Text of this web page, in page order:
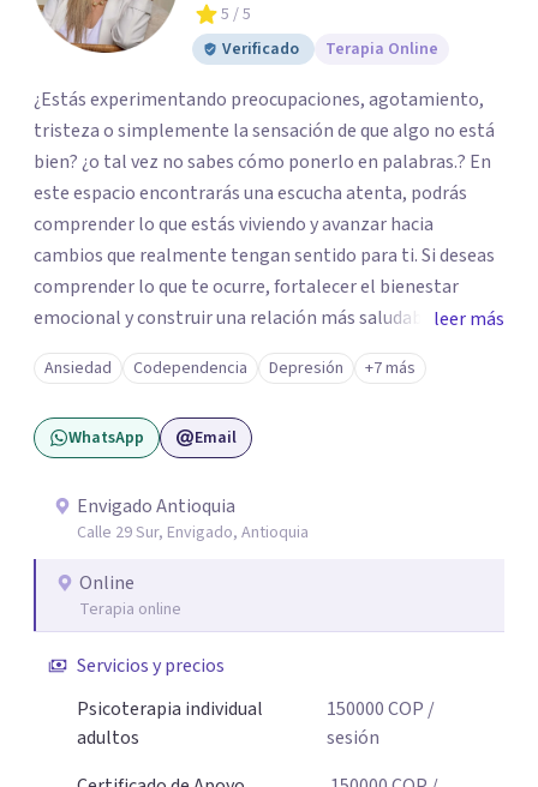
5 / 5
Verificado
Terapia Online
¿Estás experimentando preocupaciones, agotamiento,
tristeza o simplemente la sensación de que algo no está
bien? ¿o tal vez no sabes cómo ponerlo en palabras.? En
este espacio encontrarás una escucha atenta, podrás
comprender lo que estás viviendo y avanzar hacia
cambios que realmente tengan sentido para ti. Si deseas
comprender lo que te ocurre, fortalecer el bienestar
emocional y construir una relación más saludable
contigo mismo y con los demás y sientes que este puede
ser un buen momento para empezar, estaré dispuesta a
acompañarte en ese proceso.
leer más
Ansiedad Codependencia Depresión +7 más
WhatsApp Email
Envigado Antioquia
Calle 29 Sur, Envigado, Antioquia
Online
Terapia online
Servicios y precios
Psicoterapia individual
adultos
150000COP /
sesión